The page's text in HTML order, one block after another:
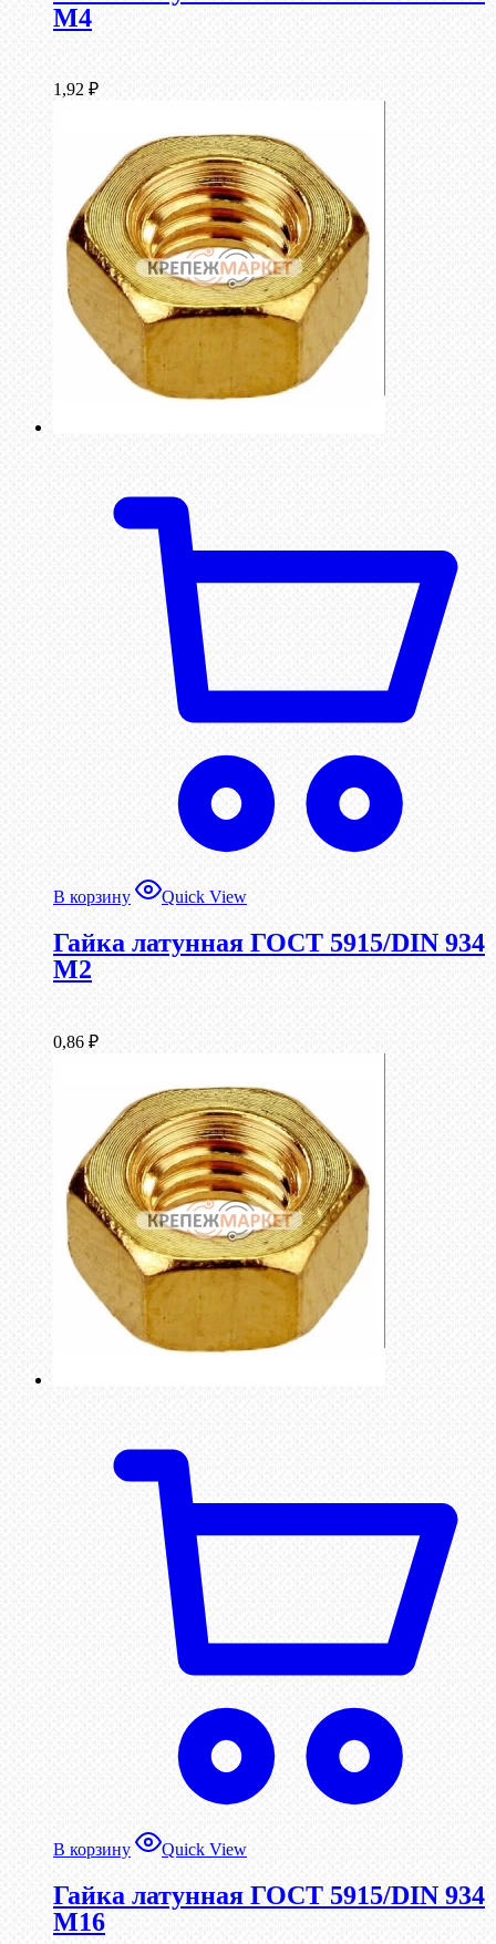
М4
1,92 ₽
В корзину Quick View
Гайка латунная ГОСТ 5915/DIN 934
М2
0,86 ₽
В корзину Quick View
Гайка латунная ГОСТ 5915/DIN 934
М16